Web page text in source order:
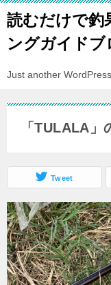
読むだけで
ングガイドブ
Just another
「TULALA」
Tweet